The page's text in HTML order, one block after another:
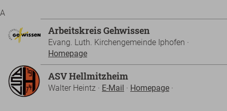
A
Arbeitskreis Gehwissen
Evang. Luth. Kirchengemeinde Iphofen ·
Homepage
ASV Hellmitzheim
Walter Heintz · E-Mail · Homepage ·